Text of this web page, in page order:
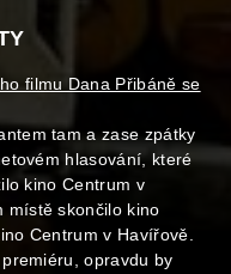
filmu Dana Přibáně se
tam a zase zpátky
hlasování, které
kino Centrum v
místě skončilo kino
Centrum v Havířově.
opravdu by